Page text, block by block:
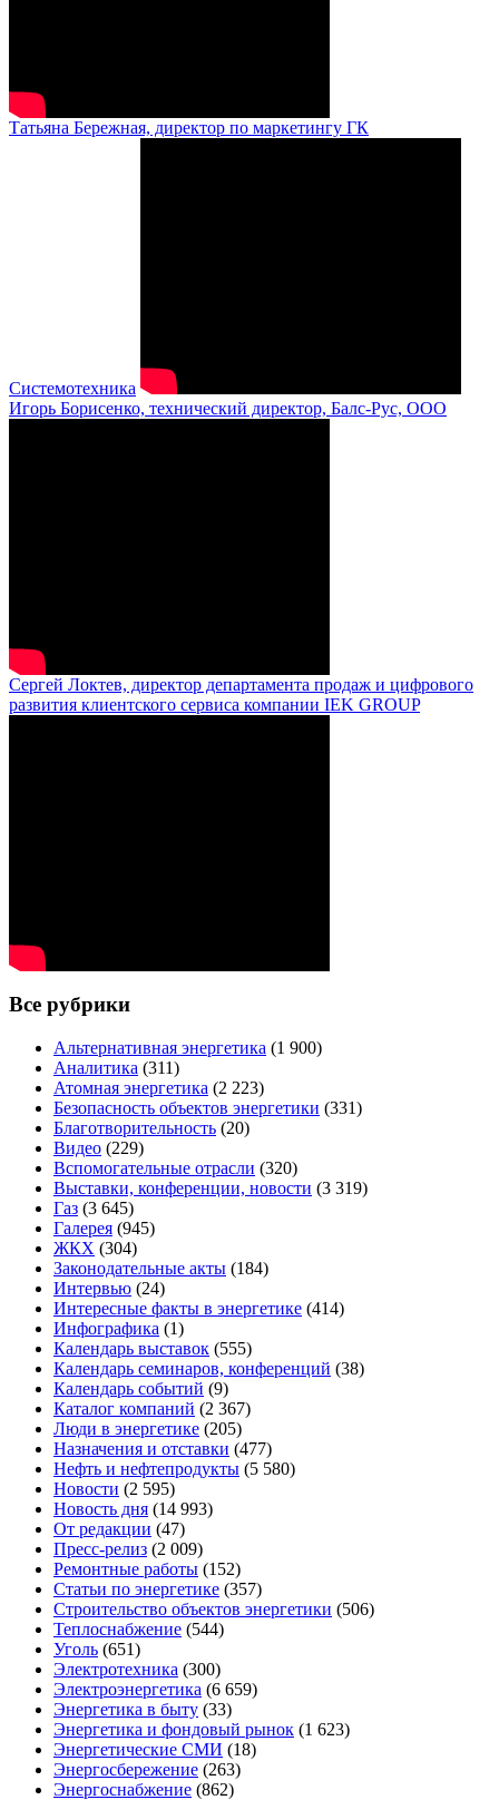
Татьяна Бережная, директор по маркетингу ГК
Системотехника
Игорь Борисенко, технический директор, Балс-Рус, ООО
Сергей Локтев, директор департамента продаж и цифрового
развития клиентского сервиса компании IEK GROUP
Все рубрики
Альтернативная энергетика (1 900)
Аналитика (311)
Атомная энергетика (2 223)
Безопасность объектов энергетики (331)
Благотворительность (20)
Видео (229)
Вспомогательные отрасли (320)
Выставки, конференции, новости (3 319)
Газ (3 645)
Галерея (945)
ЖКХ (304)
Законодательные акты (184)
Интервью (24)
Интересные факты в энергетике (414)
Инфографика (1)
Календарь выставок (555)
Календарь семинаров, конференций (38)
Календарь событий (9)
Каталог компаний (2 367)
Люди в энергетике (205)
Назначения и отставки (477)
Нефть и нефтепродукты (5 580)
Новости (2 595)
Новость дня (14 993)
От редакции (47)
Пресс-релиз (2 009)
Ремонтные работы (152)
Статьи по энергетике (357)
Строительство объектов энергетики (506)
Теплоснабжение (544)
Уголь (651)
Электротехника (300)
Электроэнергетика (6 659)
Энергетика в быту (33)
Энергетика и фондовый рынок (1 623)
Энергетические СМИ (18)
Энергосбережение (263)
Энергоснабжение (862)